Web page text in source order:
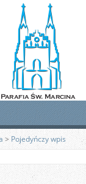
>Pojedyńczy wpis